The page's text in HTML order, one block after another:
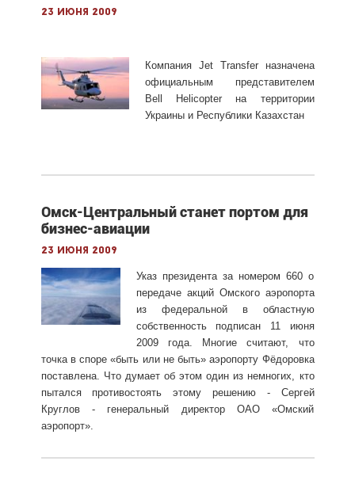
23 июня 2009
Компания Jet Transfer назначена
официальным представителем
Bell Helicopter на территории
Украины и Республики Казахстан
Омск-Центральный станет портом для
бизнес-авиации
23 июня 2009
Указ президента за номером 660 о
передаче акций Омского аэропорта
из федеральной в областную
собственность подписан 11 июня
2009 года. Многие считают, что
точка в споре «быть или не быть» аэропорту Фёдоровка
поставлена. Что думает об этом один из немногих, кто
пытался противостоять этому решению - Сергей
Круглов - генеральный директор ОАО «Омский
аэропорт».